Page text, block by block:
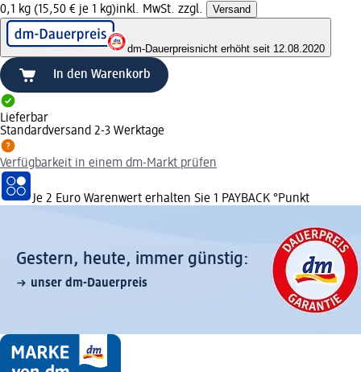
0,1 kg (15,50 € je 1 kg)inkl. MwSt. zzgl. Versand
dm-Dauerpreisnicht erhöht seit 12.08.2020
In den Warenkorb
Lieferbar
Standardversand 2-3 Werktage
Verfügbarkeit in einem dm-Markt prüfen
Je 2 Euro Warenwert erhalten Sie 1 PAYBACK °Punkt
Gestern, heute, immer günstig:
unser dm-Dauerpreis